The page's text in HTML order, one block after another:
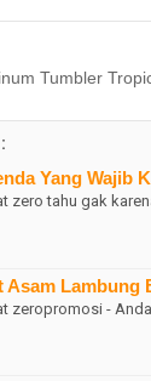
Tumbler
Yang Wajib
zero tahu gak
Asam Lambung
zeropromosi -